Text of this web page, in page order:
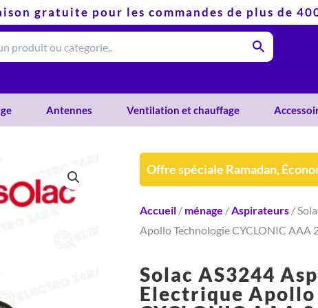
gratuite pour les commandes de plus de
Antennes Ventilation et chauffage
Offre spéciale Ramadan,
Accueil/ ménage /Aspirateurs/
Apollo Technologie CYCLONIC AAA
Solac AS3244
Electrique Apollo